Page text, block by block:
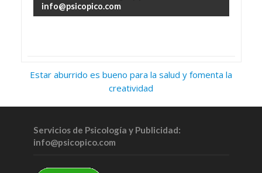
info@psicopico.com
Estar aburrido es bueno para la salud y fomenta la
creatividad
Servicios de Psicología y Publicidad:
info@psicopico.com